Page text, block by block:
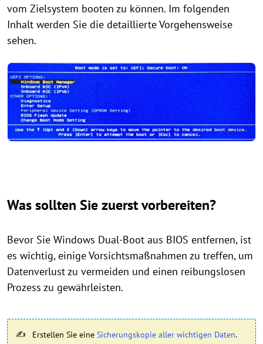
vom Zielsystem booten zu können. Im folgenden
Inhalt werden Sie die detaillierte Vorgehensweise
sehen.
Was sollten Sie zuerst vorbereiten?
Bevor Sie Windows Dual-Boot aus BIOS entfernen, ist
es wichtig, einige Vorsichtsmaßnahmen zu treffen, um
Datenverlust zu vermeiden und einen reibungslosen
Prozess zu gewährleisten.
Erstellen Sie eine Sicherungskopie aller wichtigen Daten.